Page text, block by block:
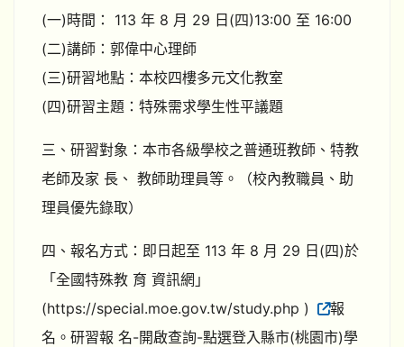
(一)時間： 113 年 8 月 29 日(四)13:00 至 16:00
(二)講師：郭偉中心理師
(三)研習地點：本校四樓多元文化教室
(四)研習主題：特殊需求學生性平議題
三、研習對象：本市各級學校之普通班教師、特教
老師及家 長、 教師助理員等。（校內教職員、助
理員優先錄取）
四、報名方式：即日起至 113 年 8 月 29 日(四)於
「全國特殊教 育 資訊網」
(https://special.moe.gov.tw/study.php )
報
名。研習報 名-開啟查詢-點選登入縣市(桃園市)學